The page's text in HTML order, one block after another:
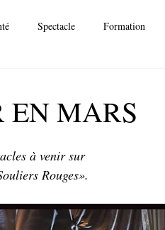
Spectacle Formation
EN MARS
à venir sur
Rouges».